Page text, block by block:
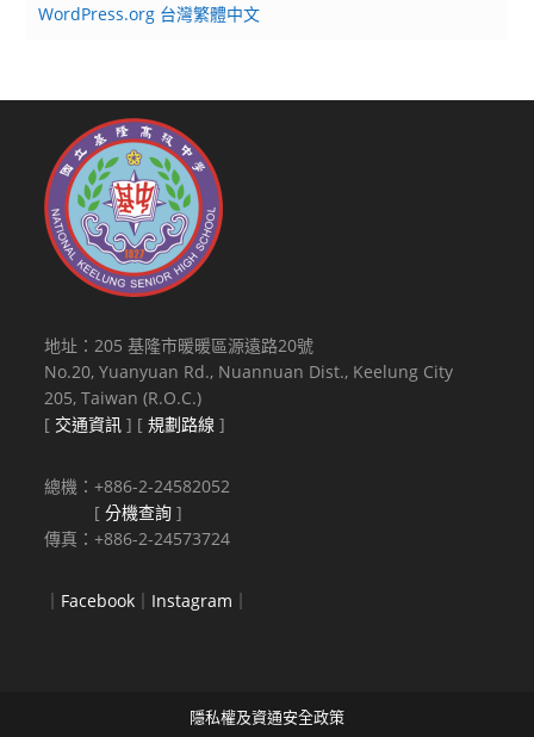
WordPress.org 台灣繁體中文
地址：205 基隆市暖暖區源遠路20號
No.20, Yuanyuan Rd., Nuannuan Dist., Keelung City
205, Taiwan (R.O.C.)
[ 交通資訊 ] [規劃路線 ]
總機：+886-2-24582052
[分機查詢 ]
傳真：+886-2-24573724
｜ Facebook ｜ Instagram ｜
隱私權及資通安全政策